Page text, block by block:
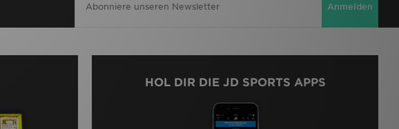
Anmelden
HOL DIR DIE JD SPORTS APPS